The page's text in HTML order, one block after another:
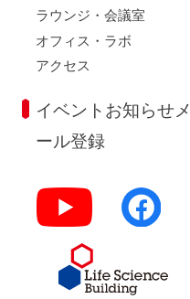
ラウンジ・会議室
オフィス・ラボ
アクセス
イベントお知らせメ
ール登録